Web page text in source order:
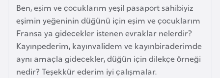
Ben, eşim ve çocuklarım yeşil pasaport sahibiyiz
eşimin yeğeninin düğünü için eşim ve çocuklarım
Fransa ya gidecekler istenen evraklar nelerdir?
Kayınpederim, kayınvalidem ve kayınbiraderimde
aynı amaçla gidecekler, düğün için dilekçe örneği
nedir? Teşekkür ederim iyi çalışmalar.
a
n
a
d
a